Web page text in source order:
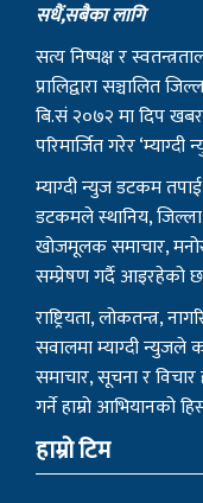
म्याग्दी न्युज डटकम तपाई
डटकमले स्थानिय, जिल्ला,
खोजमूलक समाचार,
सम्प्रेषण गर्दै आइरहेको
राष्ट्रियता, लोकतन्त्र,
सवालमा म्याग्दी न्युजले
समाचार, सूचना र विचार
गर्ने हाम्रो आभियानको
हाम्रो टिम
सम्पादक
उमेश घर्ति मगर
प्रकाशक
साधन राम्जाली मगर
भिडिओ सम्पादक